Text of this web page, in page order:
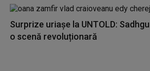
Surprize uriașe la UNTOLD:
o scenă revoluționară